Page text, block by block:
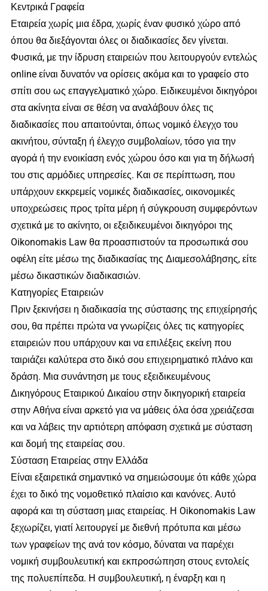
Κεντρικά Γραφεία
Εταιρεία χωρίς μια έδρα, χωρίς έναν φυσικό χώρο από
όπου θα διεξάγονται όλες οι διαδικασίες δεν γίνεται.
Φυσικά, με την ίδρυση εταιρειών που λειτουργούν εντελώς
online είναι δυνατόν να ορίσεις ακόμα και το γραφείο στο
σπίτι σου ως επαγγελματικό χώρο. Ειδικευμένοι δικηγόροι
στα ακίνητα είναι σε θέση να αναλάβουν όλες τις
διαδικασίες που απαιτούνται, όπως νομικό έλεγχο του
ακινήτου, σύνταξη ή έλεγχο συμβολαίων, τόσο για την
αγορά ή την ενοικίαση ενός χώρου όσο και για τη δήλωσή
του στις αρμόδιες υπηρεσίες. Και σε περίπτωση, που
υπάρχουν εκκρεμείς νομικές διαδικασίες, οικονομικές
υποχρεώσεις προς τρίτα μέρη ή σύγκρουση συμφερόντων
σχετικά με το ακίνητο, οι εξειδικευμένοι δικηγόροι της
Oikonomakis Law θα προασπιστούν τα προσωπικά σου
οφέλη είτε μέσω της διαδικασίας της Διαμεσολάβησης, είτε
μέσω δικαστικών διαδικασιών.
Κατηγορίες Εταιρειών
Πριν ξεκινήσει η διαδικασία της σύστασης της επιχείρησής
σου, θα πρέπει πρώτα να γνωρίζεις όλες τις κατηγορίες
εταιρειών που υπάρχουν και να επιλέξεις εκείνη που
ταιριάζει καλύτερα στο δικό σου επιχειρηματικό πλάνο και
δράση. Μια συνάντηση με τους εξειδικευμένους
Δικηγόρους Εταιρικού Δικαίου στην δικηγορική εταιρεία
στην Αθήνα είναι αρκετό για να μάθεις όλα όσα χρειάζεσαι
και να λάβεις την αρτιότερη απόφαση σχετικά με σύσταση
και δομή της εταιρείας σου.
Σύσταση Εταιρείας στην Ελλάδα
Είναι εξαιρετικά σημαντικό να σημειώσουμε ότι κάθε χώρα
έχει το δικό της νομοθετικό πλαίσιο και κανόνες. Αυτό
αφορά και τη σύσταση μιας εταιρείας. Η Oikonomakis Law
ξεχωρίζει, γιατί λειτουργεί με διεθνή πρότυπα και μέσω
των γραφείων της ανά τον κόσμο, δύναται να παρέχει
νομική συμβουλευτική και εκπροσώπηση στους εντολείς
της πολυεπίπεδα. Η συμβουλευτική, η έναρξη και η